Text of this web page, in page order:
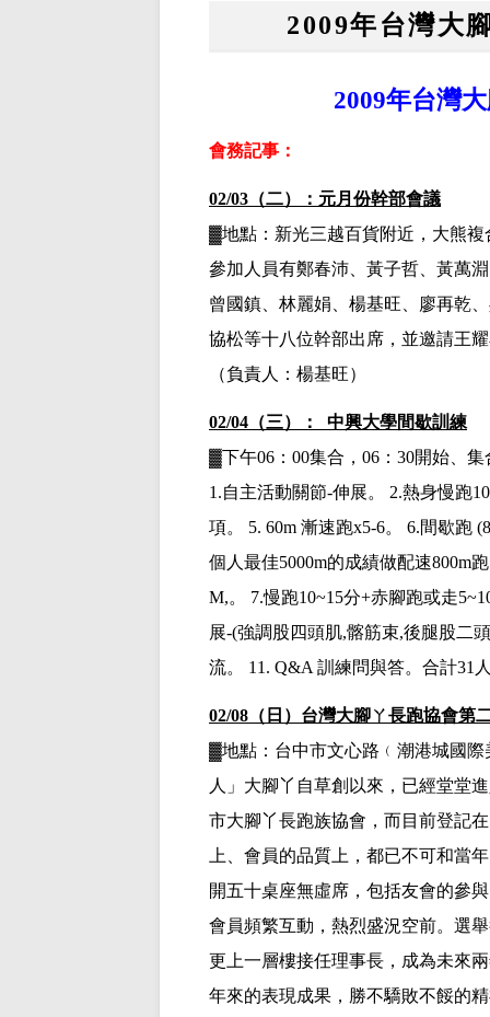
2009年台灣大
2009年台灣
會務記事：
02/03（二）：元月份幹部會議
▓地點：新光三越百貨附近，大熊
參加人員有鄭春沛、黃子哲、黃萬
曾國鎮、林麗娟、楊基旺、廖再乾
協松等十八位幹部出席，並邀請王
（負責人：楊基旺）
02/04（三）： 中興大學間歇訓練
▓下午06：00集合，06：30開始、
1.自主活動關節-伸展。 2.熱身慢跑10
項。
5. 60m 漸速跑x5-6。 6.間歇跑
個人最佳5000m的成績做配速800m跑
M,。 7.慢跑10~15分+赤腳跑或走
展-(強調股四頭肌,髂筋束,後腿股二頭
流。
11. Q&A 訓練問與答。合計31
02/08（日）台灣大腳ㄚ長跑協會第
▓地點：台中市文心路﹙潮港城國
人」大腳丫自草創以來，已經堂堂
市大腳丫長跑族協會，而目前登記
上、會員的品質上，都已不可和當
開五十桌座無虛席，包括友會的參
會員頻繁互動，熱烈盛況空前。選
更上一層樓接任理事長，成為未來
年來的表現成果，勝不驕敗不餒的